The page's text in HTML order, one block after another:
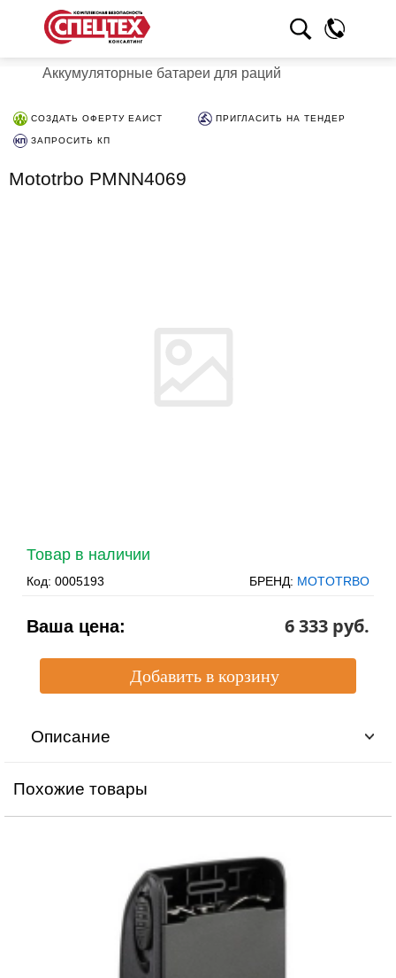
Аккумуляторные батареи для раций
СОЗДАТЬ ОФЕРТУ ЕАИСТ ПРИГЛАСИТЬ НА ТЕНДЕР
ЗАПРОСИТЬ КП
Mototrbo PMNN4069
Товар в наличии
Код: 0005193 БРЕНД: MOTOTRBO
Ваша цена: 6 333 pуб.
Описание
Похожие товары